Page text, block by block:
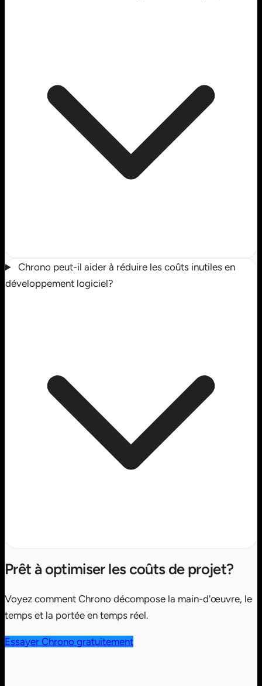
Chrono peut-il aider à réduire les coûts inutiles en
développement logiciel?
Prêt à optimiser les coûts de projet?
Voyez comment Chrono décompose la main-d'œuvre, le
temps et la portée en temps réel.
Essayer Chrono gratuitement